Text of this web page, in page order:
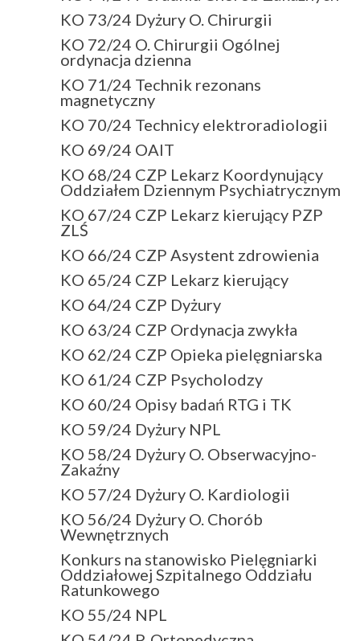
KO 73/24 Dyżury O. Chirurgii
KO 72/24 O. Chirurgii Ogólnej
ordynacja dzienna
KO 71/24 Technik rezonans
magnetyczny
KO 70/24 Technicy elektroradiologii
KO 69/24 OAIT
KO 68/24 CZP Lekarz Koordynujący
Oddziałem Dziennym Psychiatrycznym
KO 67/24 CZP Lekarz kierujący PZP
ZLŚ
KO 66/24 CZP Asystent zdrowienia
KO 65/24 CZP Lekarz kierujący
KO 64/24 CZP Dyżury
KO 63/24 CZP Ordynacja zwykła
KO 62/24 CZP Opieka pielęgniarska
KO 61/24 CZP Psycholodzy
KO 60/24 Opisy badań RTG i TK
KO 59/24 Dyżury NPL
KO 58/24 Dyżury O. Obserwacyjno-
Zakaźny
KO 57/24 Dyżury O. Kardiologii
KO 56/24 Dyżury O. Chorób
Wewnętrznych
Konkurs na stanowisko Pielęgniarki
Oddziałowej Szpitalnego Oddziału
Ratunkowego
KO 55/24 NPL